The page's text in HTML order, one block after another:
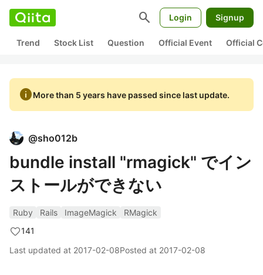
search Login Signup
Trend Stock List Question Official Event Official
infoMore than 5 years have passed since last update.
@sho012b
bundle install "rmagick" でイン
ストールができない
Ruby Rails ImageMagick
RMagick
141
Last updated at 2017-02-08Posted at 2017-02-08